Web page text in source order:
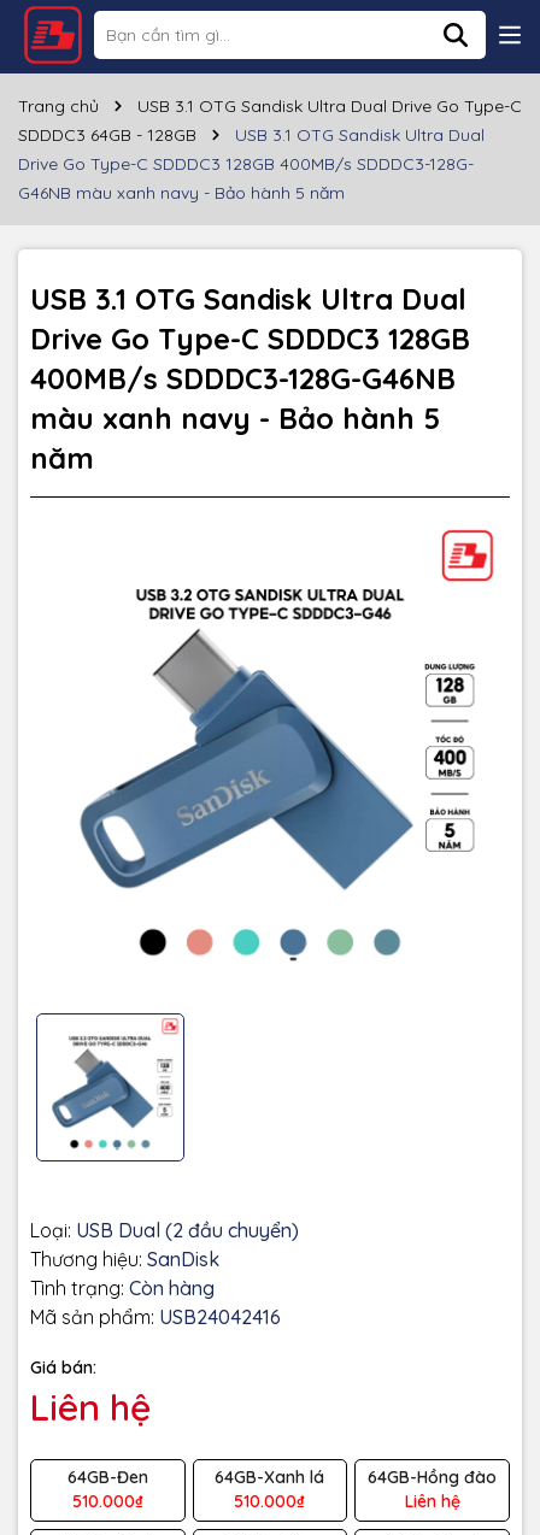
Trang chủ
USB 3.1 OTG Sandisk Ultra Dual Drive Go Type-C
SDDDC3 64GB - 128GB
USB 3.1 OTG Sandisk Ultra Dual
Drive Go Type-C SDDDC3 128GB 400MB/s SDDDC3-128G-
G46NB màu xanh navy - Bảo hành 5 năm
USB 3.1 OTG Sandisk Ultra Dual
Drive Go Type-C SDDDC3 128GB
400MB/s SDDDC3-128G-G46NB
màu xanh navy - Bảo hành 5
năm
Loại: USB Dual (2 đầu chuyển)
Thương hiệu: SanDisk
Tình trạng: Còn hàng
Mã sản phẩm: USB24042416
Giá bán:
Liên hệ
64GB-Đen
510.000₫
64GB-Xanh lá
510.000₫
64GB-Hồng đào
Liên hệ
Thông số kỹ thuật
Thương hiệu SANDISK
Cổng giao tiếp USB-A 3.1/3.0/2.0, USB Type C
Tốc độ đọc ~400MB/s
Tốc độ ghi
Chất liệu Nhựa
Màu sắc Xanh navy
Bảo hành